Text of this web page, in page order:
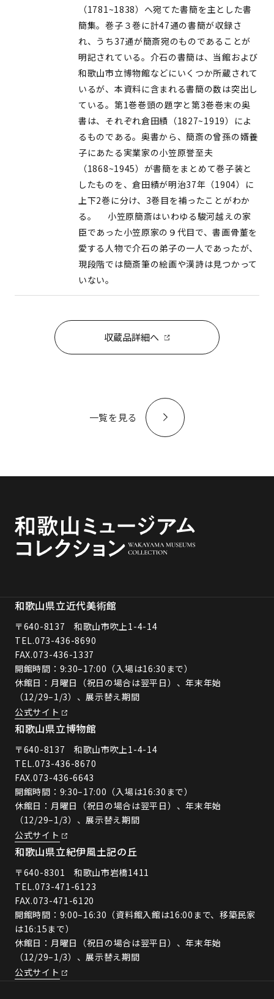
（1781~1838）へ宛てた書簡を主とした書
簡集。巻子３巻に計47通の書簡が収録さ
れ、うち37通が簡斎宛のものであることが
明記されている。介石の書簡は、当館および
和歌山市立博物館などにいくつか所蔵されて
いるが、本資料に含まれる書簡の数は突出し
ている。第1巻巻頭の題字と第3巻巻末の奥
書は、それぞれ倉田績（1827~1919）によ
るものである。奥書から、簡斎の曾孫の婿養
子にあたる実業家の小笠原誉至夫
（1868~1945）が書簡をまとめて巻子装と
したものを、倉田績が明治37年（1904）に
上下2巻に分け、3巻目を補ったことがわか
る。 小笠原簡斎はいわゆる駿河越えの家
臣であった小笠原家の９代目で、書画骨董を
愛する人物で介石の弟子の一人であったが、
現段階では簡斎筆の絵画や漢詩は見つかって
いない。
収蔵品詳細へ
一覧を見る
和歌山県立近代美術館
〒640-8137 和歌山市吹上1-4-14
TEL.073-436-8690
FAX.073-436-1337
開館時間：9:30–17:00（入場は16:30まで）
休館日：月曜日（祝日の場合は翌平日）、年末年始
（12/29–1/3）、展示替え期間
公式サイト
和歌山県立博物館
〒640-8137 和歌山市吹上1-4-14
TEL.073-436-8670
FAX.073-436-6643
開館時間：9:30–17:00（入場は16:30まで）
休館日：月曜日（祝日の場合は翌平日）、年末年始
（12/29–1/3）、展示替え期間
公式サイト
和歌山県立紀伊風土記の丘
〒640-8301 和歌山市岩橋1411
TEL.073-471-6123
FAX.073-471-6120
開館時間：9:00–16:30（資料館入館は16:00まで、移築民家
は16:15まで）
休館日：月曜日（祝日の場合は翌平日）、年末年始
（12/29–1/3）、展示替え期間
公式サイト